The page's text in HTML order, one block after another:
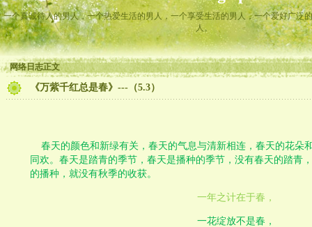
一个真诚待人的男人，一个热爱生活的男人，一个享受生活的男人，一个爱好广泛
人。
网络日志正文
《万紫千红总是春》---（5.3）
春天的颜色和新绿有关，春天的气息与清新相连，春天的花朵
同欢。春天是踏青的季节，春天是播种的季节，没有春天的踏青
的播种，就没有秋季的收获。
一年之计在于春，
一花绽放不是春 ，